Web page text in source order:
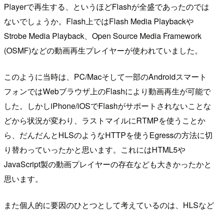
Playerで再生する、というほどFlashが全盛であったのでは
ないでしょうか。Flash上ではFlash Media Playbackや
Strobe Media Playback、Open Source Media Framework
(OSMF)などの動画再生プレイヤーが使われていました。
このように当時は、PC/Macそして一部のAndroidスマート
フォンではWebブラウザ上のFlashにより動画再生が可能で
した。しかしiPhone/iOSでFlashがサポートされないことな
どから状況が変わり、ラストマイルにRTMPを使うことか
ら、だんだんとHLSのようなHTTPを使うEgressの方法に切
り替わっていったかと思います。これにはHTML5や
JavaScript製の動画プレイヤーの存在なども大きかったかと
思います。
また個人的に要因のひとつとして考えているのは、HLSなど